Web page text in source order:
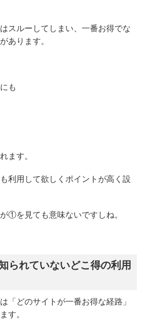
スルーしてしまい、一番お得でな
あります。
も
ます。
利用して欲しくポイントが高く設
①を見ても意味ないですしね。
られていないどこ得の利用
「どのサイトが一番お得な経路」
す。